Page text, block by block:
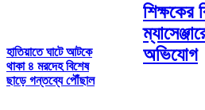
হাতিয়াতে ঘাটে আটকে
থাকা ৪ মরদেহ বিশেষ
ছাড়ে গন্তব্যে পৌঁছাল
শিক্ষকের
অভিযোগ